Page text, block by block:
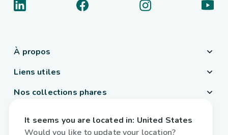
À propos
Liens utiles
Nos collections phares
France / Français
It seems you are located in: United States
Would you like to update your location?